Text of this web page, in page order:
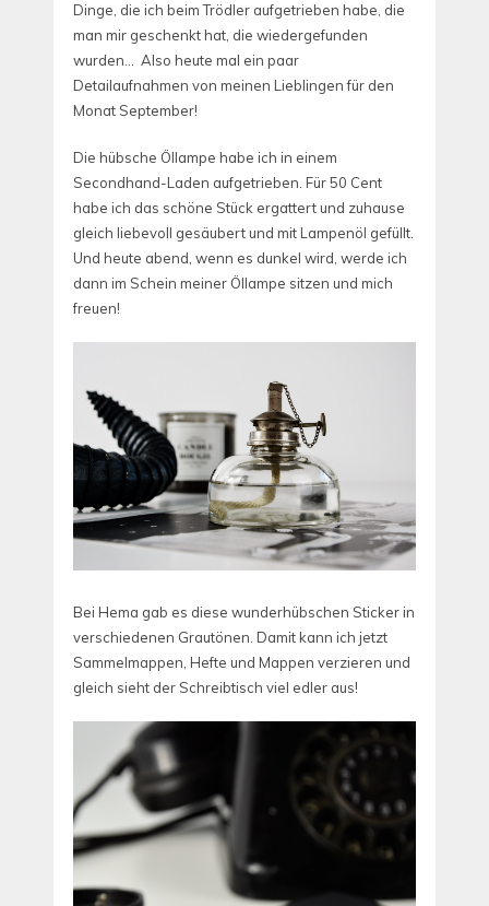
Dinge, die ich beim Trödler aufgetrieben habe, die
man mir geschenkt hat, die wiedergefunden
wurden… Also heute mal ein paar
Detailaufnahmen von meinen Lieblingen für den
Monat September!
Die hübsche Öllampe habe ich in einem
Secondhand-Laden aufgetrieben. Für 50 Cent
habe ich das schöne Stück ergattert und zuhause
gleich liebevoll gesäubert und mit Lampenöl gefüllt.
Und heute abend, wenn es dunkel wird, werde ich
dann im Schein meiner Öllampe sitzen und mich
freuen!
Bei Hema gab es diese wunderhübschen Sticker in
verschiedenen Grautönen. Damit kann ich jetzt
Sammelmappen, Hefte und Mappen verzieren und
gleich sieht der Schreibtisch viel edler aus!